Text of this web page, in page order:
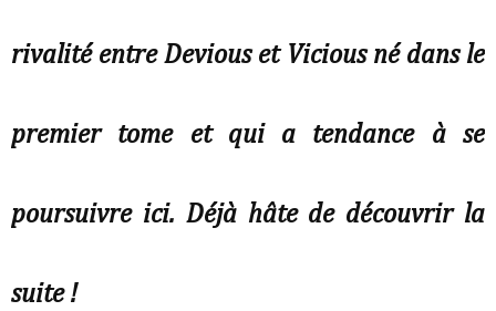
rivalité entre Devious et Vicious né dans le
premier tome et qui a tendance à se
poursuivre ici. Déjà hâte de découvrir la
suite !